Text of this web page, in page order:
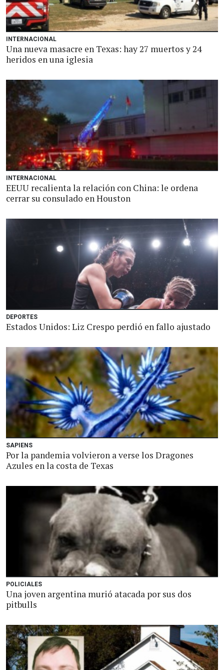
INTERNACIONAL
Una nueva masacre en Texas: hay 27 muertos y 24
heridos en una iglesia
INTERNACIONAL
EEUU recalienta la relación con China: le ordena
cerrar su consulado en Houston
DEPORTES
Estados Unidos: Liz Crespo perdió en fallo ajustado
SAPIENS
Por la pandemia volvieron a verse los Dragones
Azules en la costa de Texas
POLICIALES
Una joven argentina murió atacada por sus dos
pitbulls